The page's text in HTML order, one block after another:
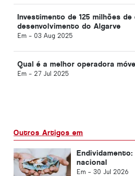
Investimento de 125 milhões de
desenvolvimento do Algarve
Em - 03 Aug 2025
Qual é a melhor operadora
Em - 27 Jul 2025
Outros Artigos em
nacional
Em - 30 Jul 2026